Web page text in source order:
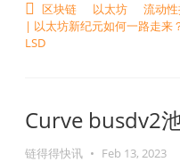
区块链 以太坊 流动
| 以太坊新纪元如何一路走来
LSD
Curve busdv2
链得得快讯 • Feb 13, 2023